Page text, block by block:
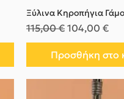
Ξύλινα Κηροπήγια
Κανονική τιμή
115,00 € Τιμή
104,00 €
Προσθήκη στο